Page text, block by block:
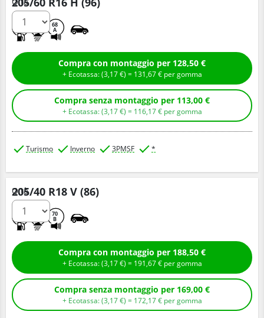
68
A
Compra con montaggio per 128,50 €
+ Ecotassa: (3,17€ ) = 131,67€ per gomma
Compra senza montaggio per 113,00 €
+ Ecotassa: (3,17€ ) = 116,17€ per gomma
Turismo Inverno 3PMSF *
205/40 R18 V (86)
70
B
Q.tà
Compra con montaggio per 188,50 €
+ Ecotassa: (3,17€ ) = 191,67€ per gomma
Compra senza montaggio per 169,00 €
+ Ecotassa: (3,17€ ) = 172,17€ per gomma